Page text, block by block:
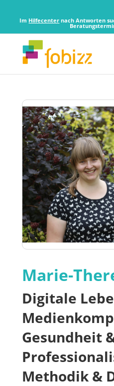
Im Hilfecenter nach Antworten
Marie-
Digitale
Gesundheit
Methodik &